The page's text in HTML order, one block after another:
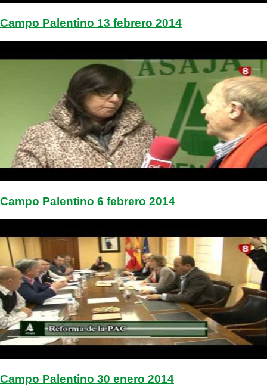
Campo Palentino 13 febrero 2014
Campo Palentino 6 febrero 2014
Campo Palentino 30 enero 2014